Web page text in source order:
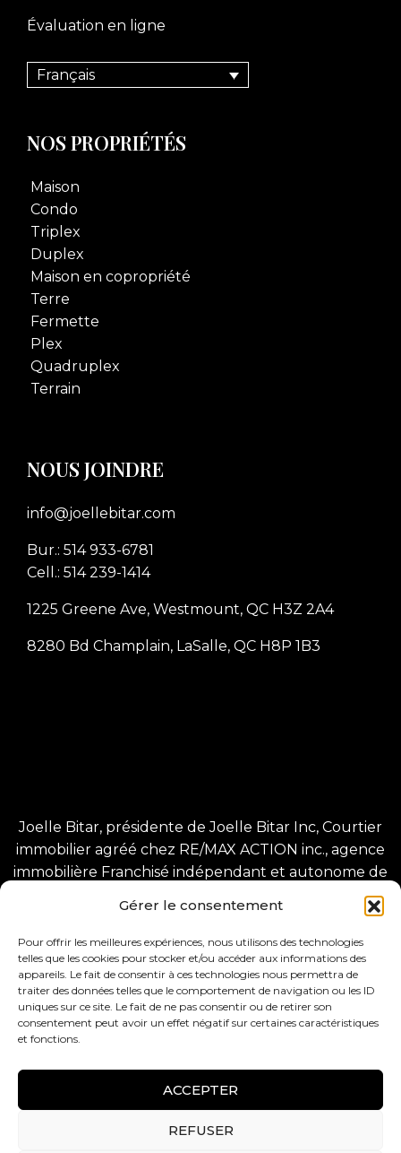
Gérer le consentement
Pour offrir les meilleures expériences, nous utilisons des technologies
telles que les cookies pour stocker et/ou accéder aux informations des
appareils. Le fait de consentir à ces technologies nous permettra de
traiter des données telles que le comportement de navigation ou les ID
uniques sur ce site. Le fait de ne pas consentir ou de retirer son
consentement peut avoir un effet négatif sur certaines caractéristiques
et fonctions.
ACCEPTER
REFUSER
Évaluation en ligne
Français
NOS PROPRIÉTÉS
Maison
Condo
Triplex
Duplex
Maison en copropriété
Terre
Fermette
Plex
Quadruplex
Terrain
NOUS JOINDRE
info@joellebitar.com
Bur.: 514 933-6781
Cell.: 514 239-1414
1225 Greene Ave, Westmount, QC H3Z 2A4
8280 Bd Champlain, LaSalle, QC H8P 1B3
Joelle Bitar, présidente de Joelle Bitar Inc, Courtier
immobilier agréé chez RE/MAX ACTION inc., agence
immobilière Franchisé indépendant et autonome de
8280 Bd Champlain, LaSalle, QC H8P 1B3.
Tous droits réservés –Conception web :
BlackCatSeo